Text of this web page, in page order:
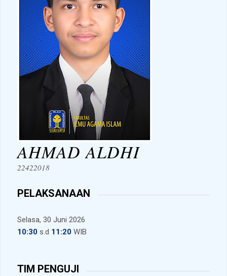
AHMAD ALDHI
22422018
PELAKSANAAN
Selasa, 30 Juni 2026
10:30s.d 11:20WIB
TIM PENGUJI